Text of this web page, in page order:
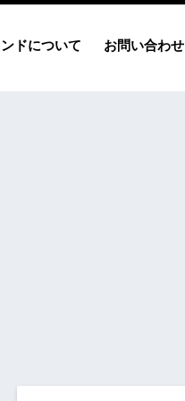
ドについて お問い合わせ